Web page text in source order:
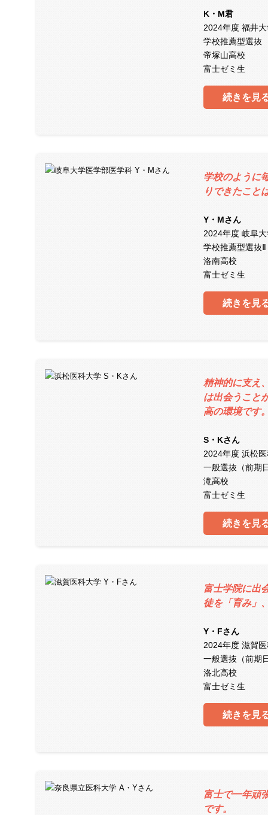
K・M君
2024年度 福井
学校推薦型選抜
帝塚山高校
富士ゼミ生
続きを見
学校のように
りできたこと
Y・Mさん
2024年度 岐阜
学校推薦型選抜Ⅱ
洛南高校
富士ゼミ生
続きを見
精神的に支え
は出会うこと
高の環境です
S・Kさん
2024年度 浜松
一般選抜（前期
滝高校
富士ゼミ生
続きを見
富士学院に出
徒を「育み」
Y・Fさん
2024年度 滋賀
一般選抜（前期
洛北高校
富士ゼミ生
続きを見
富士で一年頑
です。